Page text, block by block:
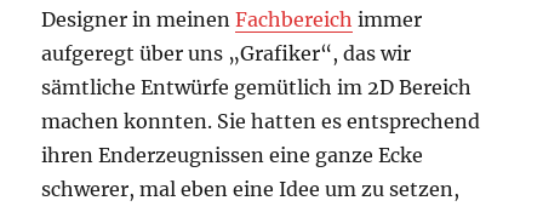
Designer in meinenFachbereich immer
aufgeregt über uns „Grafiker“, das wir
sämtliche Entwürfe gemütlich im 2D Bereich
machen konnten. Sie hatten es entsprechend
ihren Enderzeugnissen eine ganze Ecke
schwerer, mal eben eine Idee um zu setzen,